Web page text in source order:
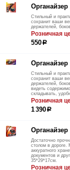
Органайзер
Стильный и
сохранит ваши
держателей,
Розничная
550р
Органайзер
Стильный и
сохранит ваши
держателей,
видеть
складывать,
Розничная
1 390р
Достаточно
столом в дороге.
аккуратного
документов и
35*29*17см.
Розничная